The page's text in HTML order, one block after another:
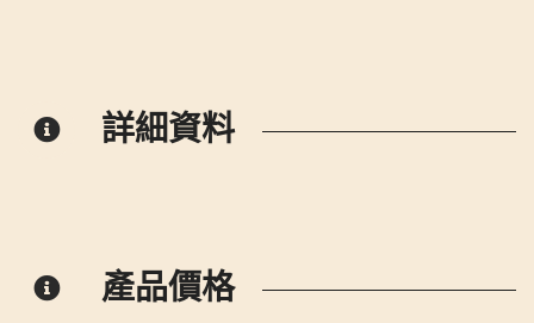
詳細資料
產品價格